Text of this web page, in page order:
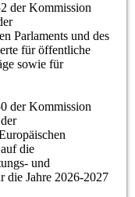
der Kommission
Parlaments und des
für öffentliche
sowie für
der Kommission
die
und
die Jahre 2026-2027